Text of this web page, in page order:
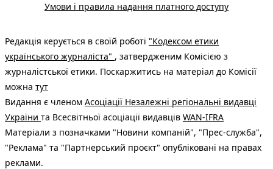
Умови і правила надання платного доступу
Редакція керується в своїй роботі "Кодексом етики
українського журналіста" , затвердженим Комісією з
журналістської етики. Поскаржитись на матеріал до Комісії
можна тут
Видання є членом Асоціації Незалежні регіональні видавці
України та Всесвітньої асоціації видавців WAN-IFRA
Матеріали з позначками "Новини компаній", "Прес-служба",
"Реклама" та "Партнерський проєкт" опубліковані на правах
реклами.